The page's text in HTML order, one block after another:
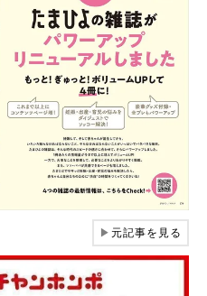
▶元記事を見る